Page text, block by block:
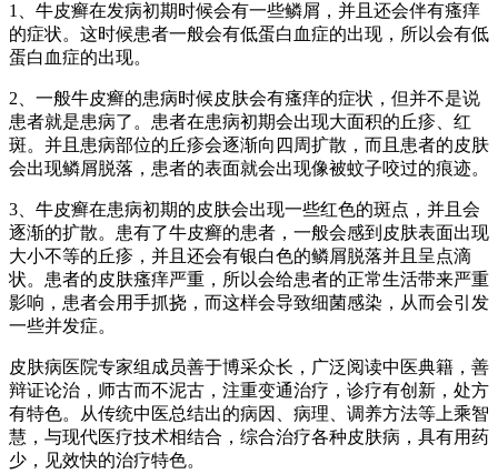
1、牛皮癣在发病初期时候会有一些鳞屑，并且还会伴有瘙痒
的症状。这时候患者一般会有低蛋白血症的出现，所以会有低
蛋白血症的出现。
2、一般牛皮癣的患病时候皮肤会有瘙痒的症状，但并不是说
患者就是患病了。患者在患病初期会出现大面积的丘疹、红
斑。并且患病部位的丘疹会逐渐向四周扩散，而且患者的皮肤
会出现鳞屑脱落，患者的表面就会出现像被蚊子咬过的痕迹。
3、牛皮癣在患病初期的皮肤会出现一些红色的斑点，并且会
逐渐的扩散。患有了牛皮癣的患者，一般会感到皮肤表面出现
大小不等的丘疹，并且还会有银白色的鳞屑脱落并且呈点滴
状。患者的皮肤瘙痒严重，所以会给患者的正常生活带来严重
影响，患者会用手抓挠，而这样会导致细菌感染，从而会引发
一些并发症。
皮肤病医院专家组成员善于博采众长，广泛阅读中医典籍，善
辩证论治，师古而不泥古，注重变通治疗，诊疗有创新，处方
有特色。从传统中医总结出的病因、病理、调养方法等上乘智
慧，与现代医疗技术相结合，综合治疗各种皮肤病，具有用药
少，见效快的治疗特色。